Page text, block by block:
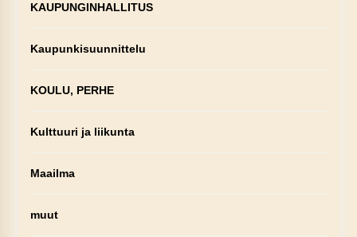
KAUPUNGINHALLITUS
Kaupunkisuunnittelu
KOULU, PERHE
Kulttuuri ja liikunta
Maailma
muut